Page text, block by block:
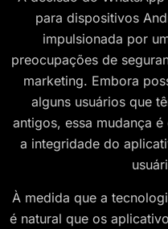
para dispositivos
impulsionada por
preocupações de
marketing. Embora
alguns usuários que
antigos, essa mudança
a integridade do
À medida que a
é natural que os